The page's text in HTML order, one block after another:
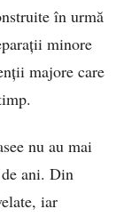
în urmă
minore
majore care
nu au mai
ani. Din
iar